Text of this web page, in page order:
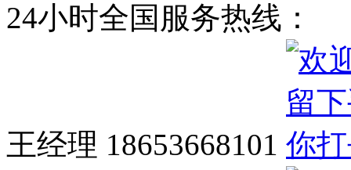
24小时全国服务热线：
王经理 18653668101